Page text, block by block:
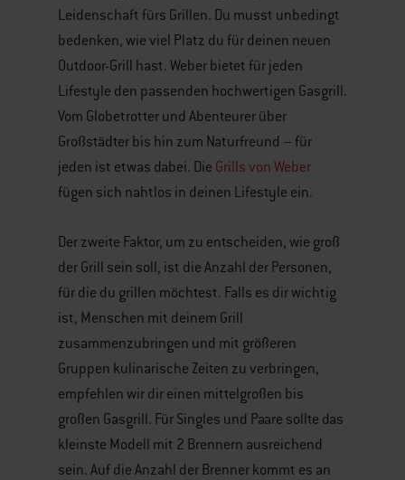
Leidenschaft fürs Grillen. Du musst unbedingt
bedenken, wie viel Platz du für deinen neuen
Outdoor-Grill hast. Weber bietet für jeden
Lifestyle den passenden hochwertigen Gasgrill.
Vom Globetrotter und Abenteurer über
Großstädter bis hin zum Naturfreund – für
jeden ist etwas dabei. Die Grills von Weber
fügen sich nahtlos in deinen Lifestyle ein.
Der zweite Faktor, um zu entscheiden, wie groß
der Grill sein soll, ist die Anzahl der Personen,
für die du grillen möchtest. Falls es dir wichtig
ist, Menschen mit deinem Grill
zusammenzubringen und mit größeren
Gruppen kulinarische Zeiten zu verbringen,
empfehlen wir dir einen mittelgroßen bis
großen Gasgrill. Für Singles und Paare sollte das
kleinste Modell mit 2 Brennern ausreichend
sein. Auf die Anzahl der Brenner kommt es an